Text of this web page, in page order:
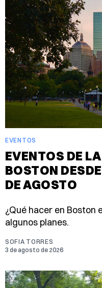
EVENTOS
EVENTOS DE
BOSTON
DE AGOSTO
¿Qué hacer en Boston
algunos planes.
SOFIA TORRES
3 de agosto de 2026